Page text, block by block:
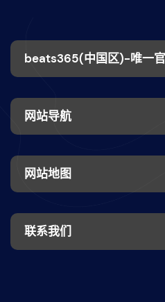
beats365(中国区)-唯一
网站导航
网站地图
联系我们